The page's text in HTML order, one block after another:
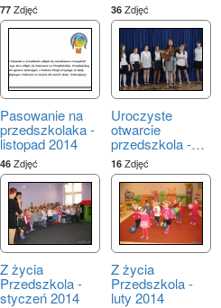
77 Zdjęć 36 Zdjęć
Pasowanie na
przedszkolaka -
listopad 2014
46 Zdjęć
Uroczyste
otwarcie
przedszkola -…
16 Zdjęć
Z życia
Przedszkola -
styczeń 2014
Z życia
Przedszkola -
luty 2014